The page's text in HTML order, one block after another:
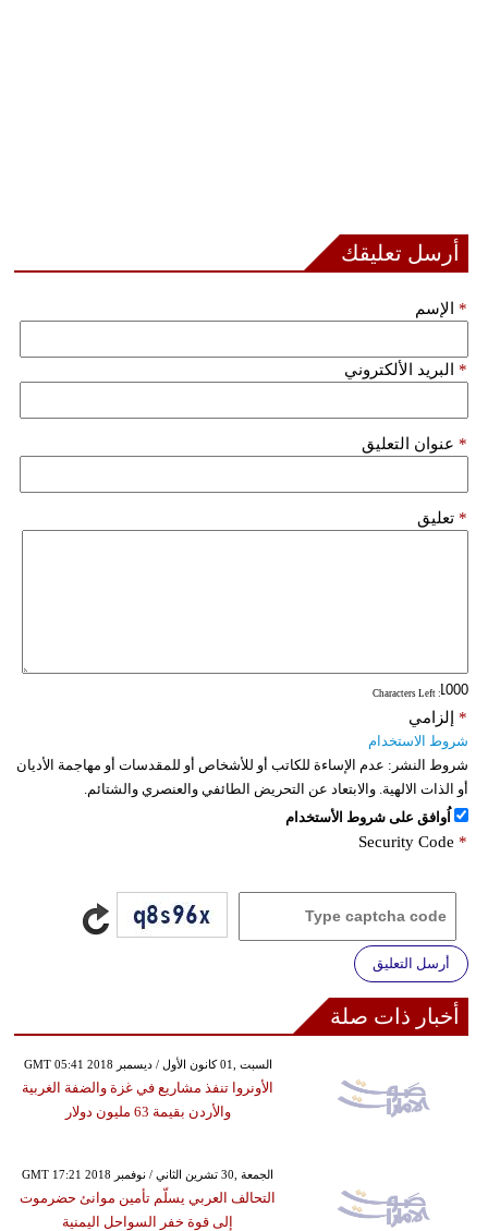
أرسل تعليقك
الإسم *
البريد الألكتروني *
عنوان التعليق *
تعليق *
: Characters Left
إلزامي *
شروط الاستخدام
شروط النشر: عدم الإساءة للكاتب أو للأشخاص أو للمقدسات أو مهاجمة الأديان
أو الذات الالهية. والابتعاد عن التحريض الطائفي والعنصري والشتائم.
اُوافق على شروط الأستخدام
Security Code *
أرسل التعليق
أخبار ذات صلة
GMT 05:41 2018 السبت ,01 كانون الأول / ديسمبر
الأونروا تنفذ مشاريع في غزة والضفة الغربية
والأردن بقيمة 63 مليون دولار
GMT 17:21 2018 الجمعة ,30 تشرين الثاني / نوفمبر
التحالف العربي يسلّم تأمين موانئ حضرموت
إلى قوة خفر السواحل اليمنية